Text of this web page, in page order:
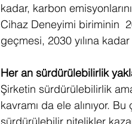
kadar, karbon
Cihaz Deneyimi biriminin
geçmesi, 2030 yılına
Her an sürdürülebilirlik
Şirketin sürdürülebilirlik
kavramı da ele alınıyor.